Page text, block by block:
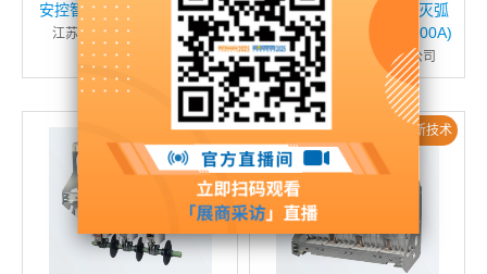
安控智汇智能低压配电系统
江苏安控智汇科技有限公司
半固封环保开关用真空灭弧
室 TD-12/630-20(ZN-100A)
浙江森光电气科技有限公司
新产品 / 新技术 新产品 / 新技术